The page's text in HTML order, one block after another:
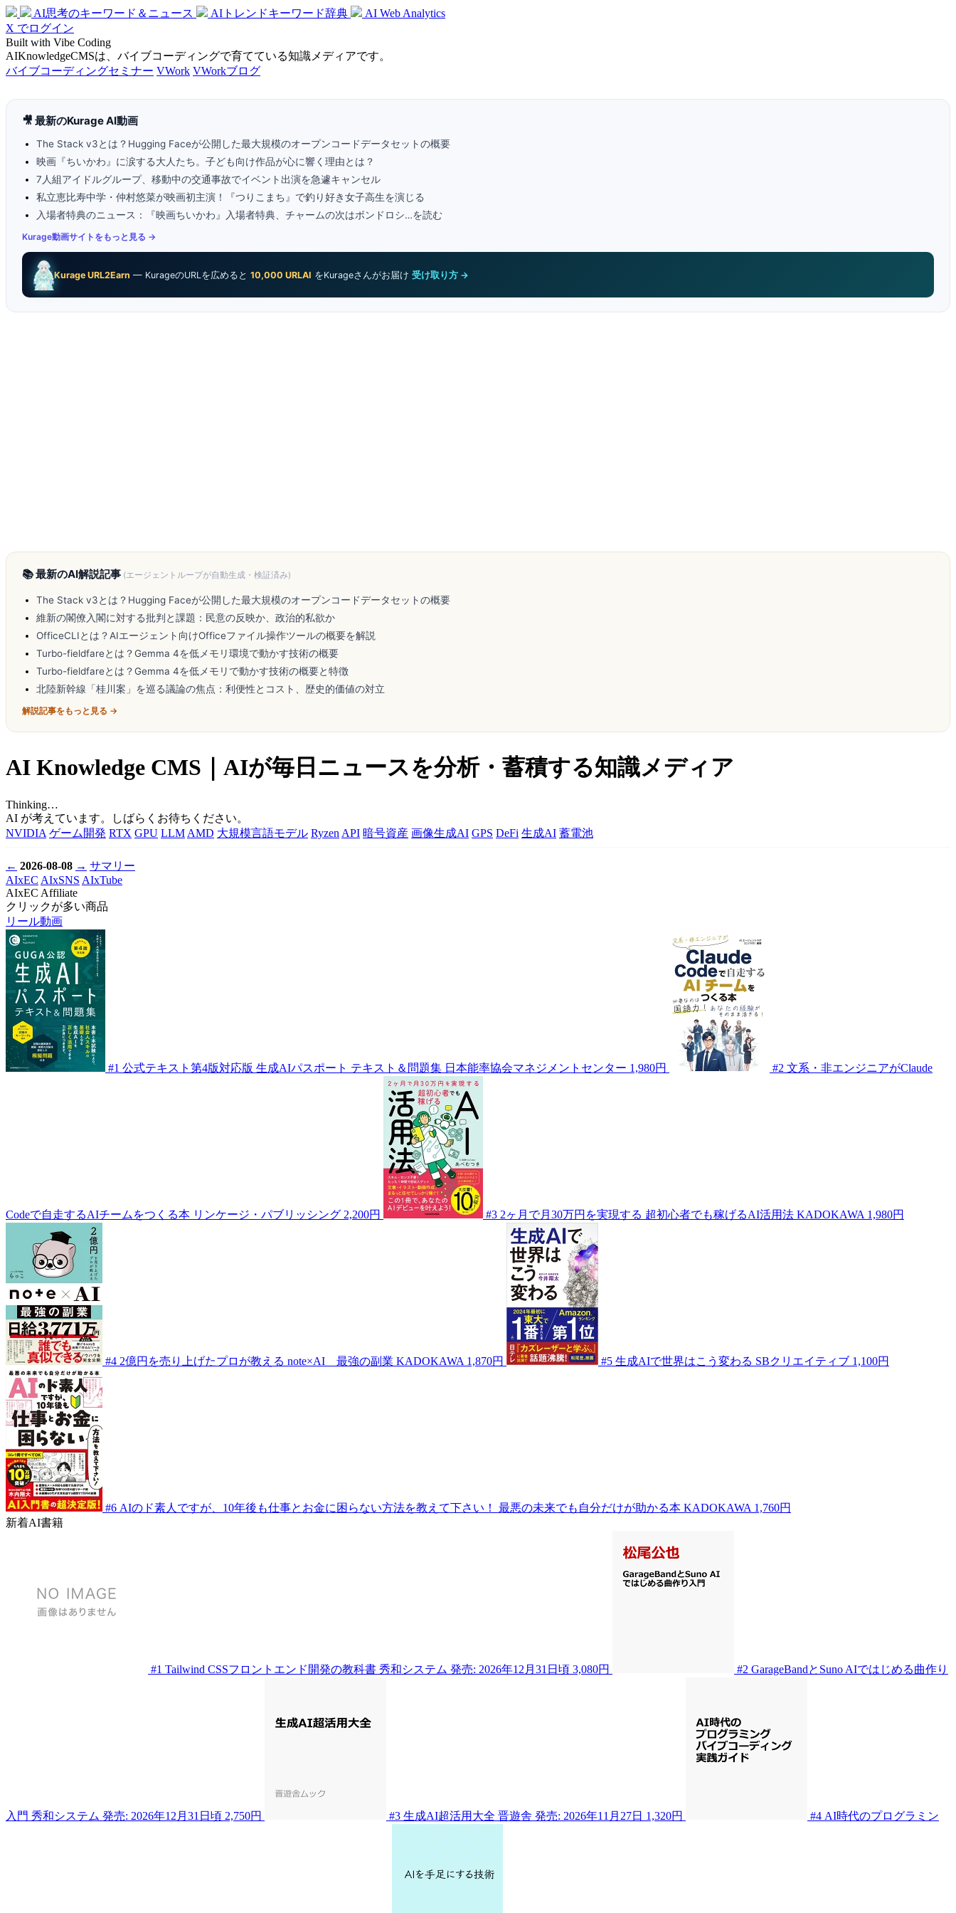
AI思考のキーワード＆ニュース AIトレンドキーワード辞典
AI Web Analytics
X でログイン
Built with Vibe Coding
AIKnowledgeCMSは、バイブコーディングで育てている知識メディアです。
バイブコーディングセミナー VWork VWorkブログ
🎥 最新のKurage AI動画
The Stack v3とは？Hugging Faceが公開した最大規模のオープンコードデータセットの概要
映画『ちいかわ』に涙する大人たち。子ども向け作品が心に響く理由とは？
7人組アイドルグループ、移動中の交通事故でイベント出演を急遽キャンセル
私立恵比寿中学・仲村悠菜が映画初主演！『つりこまち』で釣り好き女子高生を演じる
入場者特典のニュース：『映画ちいかわ』入場者特典、チャームの次はボンドロシ…を読む
Kurage動画サイトをもっと見る →
Kurage URL2Earn — KurageのURLを広めると10,000 URLAI をKurageさんがお届け受け取り方 →
📚 最新のAI解説記事 (エージェントループが自動生成・検証済み)
The Stack v3とは？Hugging Faceが公開した最大規模のオープンコードデータセットの概要
維新の閣僚入閣に対する批判と課題：民意の反映か、政治的私欲か
OfficeCLIとは？AIエージェント向けOfficeファイル操作ツールの概要を解説
Turbo-fieldfareとは？Gemma 4を低メモリ環境で動かす技術の概要
Turbo-fieldfareとは？Gemma 4を低メモリで動かす技術の概要と特徴
北陸新幹線「桂川案」を巡る議論の焦点：利便性とコスト、歴史的価値の対立
解説記事をもっと見る →
AI Knowledge CMS｜AIが毎日ニュースを分析・蓄積する知識メディア
Thinking…
AI が考えています。しばらくお待ちください。
NVIDIA ゲーム開発 RTX GPU LLMAMD 大規模言語モデル RyzenAPI 暗号資産 画像生成AI GPS DeFi 生成AI 蓄電池
← 2026-08-08 → サマリー
AIxEC AIxSNS AIxTube
AIxEC Affiliate
クリックが多い商品
リール動画
#1 公式テキスト第4版対応版 生成AIパスポート テキスト＆問題集 日本能率協会マネジメントセンター 1,980円 #2 文系・非エンジニアがClaude
Codeで自走するAIチームをつくる本 リンケージ・パブリッシング 2,200円 #3 2ヶ月で月30万円を実現する 超初心者でも稼げるAI活用法 KADOKAWA 1,980円
#4 2億円を売り上げたプロが教える note×AI 最強の副業 KADOKAWA 1,870円 #5 生成AIで世界はこう変わる SBクリエイティブ 1,100円
#6 AIのド素人ですが、10年後も仕事とお金に困らない方法を教えて下さい！ 最悪の未来でも自分だけが助かる本 KADOKAWA 1,760円
新着AI書籍
#1 Tailwind CSSフロントエンド開発の教科書 秀和システム 発売: 2026年12月31日頃 3,080円 #2 GarageBandとSuno AIではじめる曲作り
入門 秀和システム 発売: 2026年12月31日頃 2,750円 #3 生成AI超活用大全 晋遊舎 発売: 2026年11月27日 1,320円 #4 AI時代のプログラミン